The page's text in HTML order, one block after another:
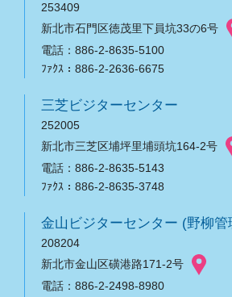
253409
新北市石門区徳茂里下員坑33の6号
電話：886-2-8635-5100
ﾌｧｸｽ：886-2-2636-6675
三芝ビジターセンター
252005
新北市三芝区埔坪里埔頭坑164-2号
電話：886-2-8635-5143
ﾌｧｸｽ：886-2-8635-3748
金山ビジターセンター (野柳管
208204
新北市金山区磺港路171-2号
電話：886-2-2498-8980